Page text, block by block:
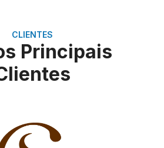
CLIENTES
Principais